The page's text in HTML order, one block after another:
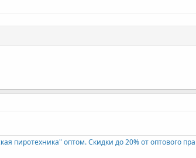
пиротехника" оптом. Скидки до 20% от оптового